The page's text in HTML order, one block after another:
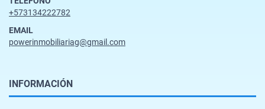
+573134222782
EMAIL
powerinmobiliariag@gmail.com
INFORMACIÓN